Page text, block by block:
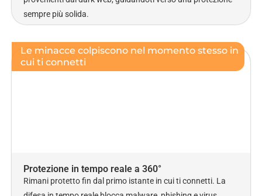
sempre più solida.
Le minacce colpiscono nel momento stesso in
cui ti connetti
Protezione in tempo reale a 360°
Rimani protetto fin dal primo istante in cui ti connetti. La